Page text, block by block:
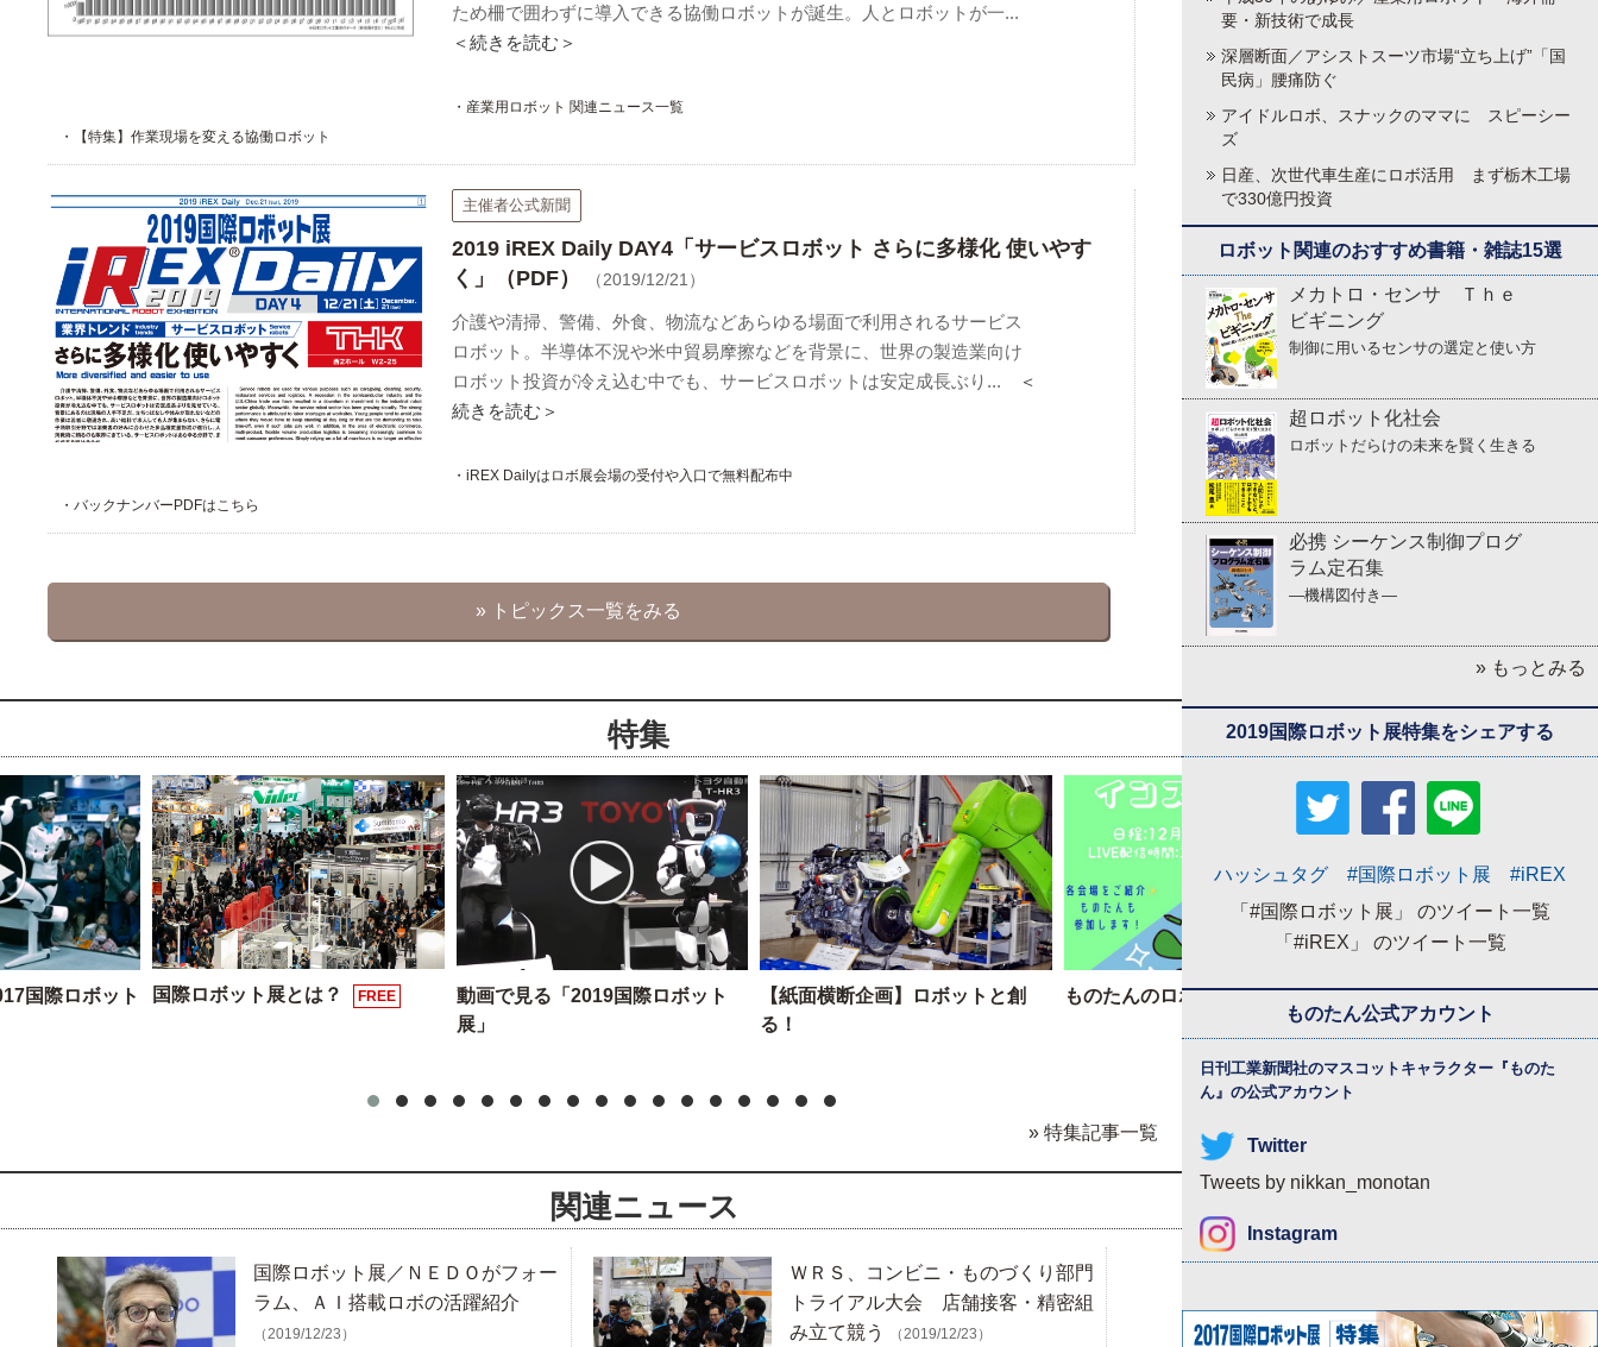
ため柵で囲わずに導入できる協働ロボットが誕生。人とロボットが一...
＜続きを読む＞
・産業用ロボット 関連ニュース一覧
・【特集】作業現場を変える協働ロボット
主催者公式新聞
2019 iREX Daily DAY4「サービスロボット さらに多様化 使いやす
く」（PDF）
（2019/12/21）
介護や清掃、警備、外食、物流などあらゆる場面で利用されるサービス
ロボット。半導体不況や米中貿易摩擦などを背景に、世界の製造業向け
ロボット投資が冷え込む中でも、サービスロボットは安定成長ぶり...
＜
続きを読む＞
・iREX Dailyはロボ展会場の受付や入口で無料配布中
・バックナンバーPDFはこちら
» トピックス一覧をみる
特集
国際ロボット 国際ロボット展とは？ FREE
動画で見る「2019国際ロボット
展」
【紙面横断企画】ロボットと創
る！
ものたんのロボ展取材日記
Ｑ＆Ａで学ぶ ロボット導
の一歩
FREE
» 特集記事一覧
関連ニュース
国際ロボット展／ＮＥＤＯがフォー
ラム、ＡＩ搭載ロボの活躍紹介
（2019/12/23）
ＷＲＳ、コンビニ・ものづくり部門
トライアル大会 店舗接客・精密組
み立て競う
（2019/12/23）
要・新技術で成長
深層断面／アシストスーツ市場“立ち上げ”「国
民病」腰痛防ぐ
アイドルロボ、スナックのママに スピーシー
ズ
日産、次世代車生産にロボ活用 まず栃木工場
で330億円投資
ロボット関連のおすすめ書籍・雑誌15選
メカトロ・センサ Ｔｈｅ
ビギニング
制御に用いるセンサの選定と使い方
超ロボット化社会
ロボットだらけの未来を賢く生きる
必携 シーケンス制御プログ
ラム定石集
―機構図付き―
» もっとみる
2019国際ロボット展特集をシェアする
ハッシュタグ #国際ロボット展 #iREX
「#国際ロボット展」 のツイート一覧
「#iREX」 のツイート一覧
ものたん公式アカウント
日刊工業新聞社のマスコットキャラクター『 ものた
ん』の公式アカウント
Twitter
Tweets by nikkan_monotan
Instagram